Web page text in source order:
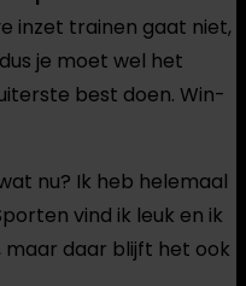
inzet trainen gaat niet,
je moet wel het
best doen. Win-
nu? Ik heb helemaal
vind ik leuk en ik
daar blijft het ook